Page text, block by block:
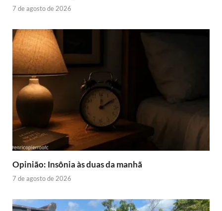
7 de agosto de 2026
Opinião: Insônia às duas da manhã
7 de agosto de 2026